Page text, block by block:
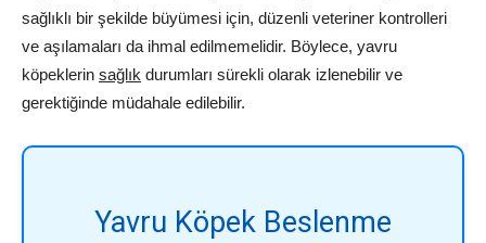
sağlıklı bir şekilde büyümesi için, düzenli veteriner kontrolleri
ve aşılamaları da ihmal edilmemelidir. Böylece, yavru
köpeklerin sağlık durumları sürekli olarak izlenebilir ve
gerektiğinde müdahale edilebilir.
Yavru Köpek Beslenme